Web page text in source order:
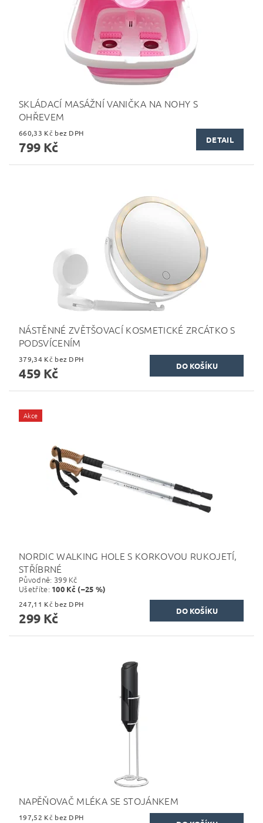
SKLÁDACÍ MASÁŽNÍ VANIČKA NA NOHY S
OHŘEVEM
660,33 Kč bez DPH
799 Kč DETAIL
NÁSTĚNNÉ ZVĚTŠOVACÍ KOSMETICKÉ ZRCÁTKO S
PODSVÍCENÍM
379,34 Kč bez DPH
459 Kč
Akce
NORDIC WALKING HOLE S KORKOVOU RUKOJETÍ,
STŘÍBRNÉ
Původně: 399 Kč
Ušetříte: 100 Kč (–25 %)
247,11 Kč bez DPH
299 Kč
NAPĚŇOVAČ MLÉKA SE STOJÁNKEM
197,52 Kč bez DPH